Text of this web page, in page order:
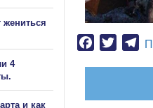
Facebook
Twitter
4
и как